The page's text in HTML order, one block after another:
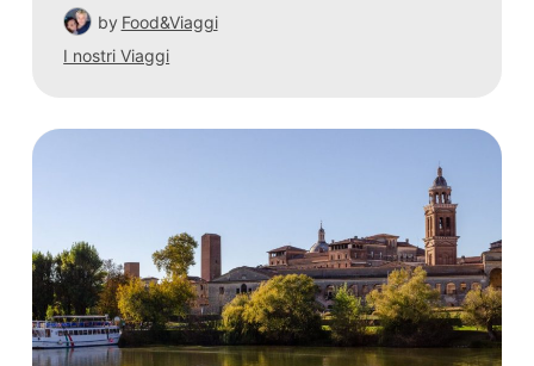
by Food&Viaggi
I nostri Viaggi